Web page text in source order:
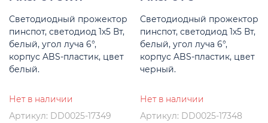
Светодиодный прожектор
пинспот, светодиод 1х5 Вт,
белый, угол луча 6°,
корпус ABS-пластик, цвет
белый.
Нет в наличии
Артикул: DD0025-17349
Светодиодный прожектор
пинспот, светодиод 1х5 Вт,
белый, угол луча 6°,
корпус ABS-пластик, цвет
черный.
Нет в наличии
Артикул: DD0025-17348